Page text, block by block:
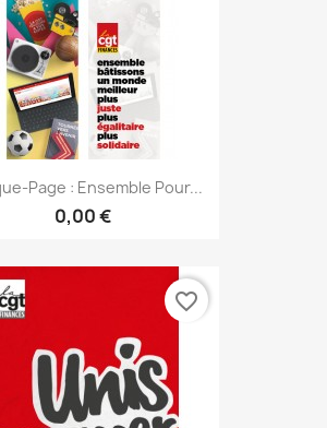
Page : Ensemble Pour...
0,00 €
favorite_border